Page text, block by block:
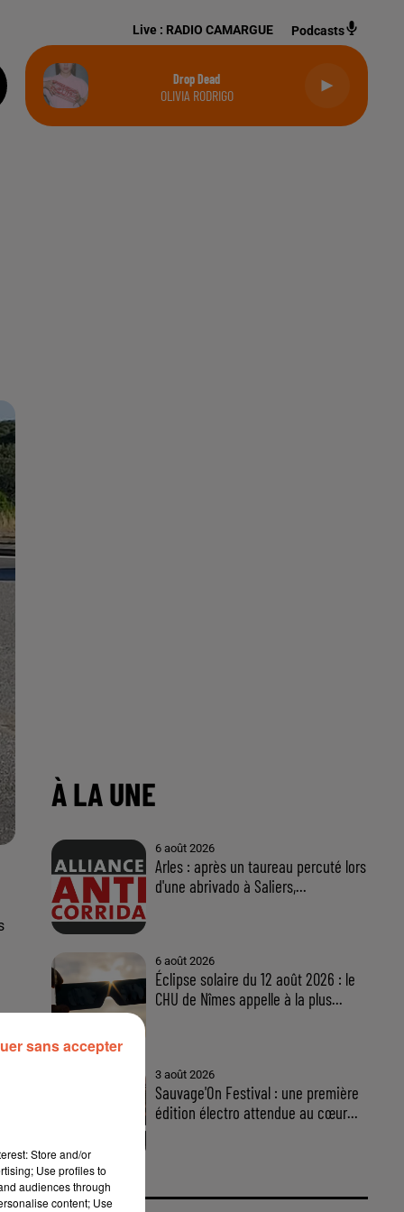
Live : RADIO CAMARGUE Podcasts
Drop Dead
OLIVIA RODRIGO
À LA UNE
6 août 2026
Arles : après un taureau percuté lors
d'une abrivado à Saliers,...
6 août 2026
Éclipse solaire du 12 août 2026 : le
CHU de Nîmes appelle à la plus...
3 août 2026
Sauvage'On Festival : une première
édition électro attendue au cœur...
Store and/or
Use profiles to
audiences through
content; Use
sans accepter